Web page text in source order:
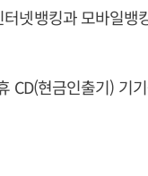
넷뱅킹과 모바일뱅
CD(현금인출기) 기